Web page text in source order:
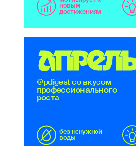
новым
достижениям
АПРЕЛЬ
@pdigest со вкусом
профессионального
роста
без ненужной
воды